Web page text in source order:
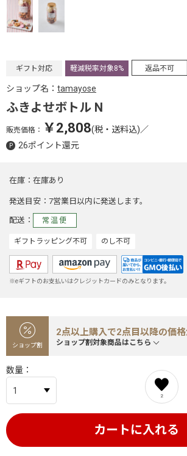
ギフト対応 軽減税率対象8% 返品不可
ショップ名： tamayose
ふきよせボトル N
販売価格： ￥2,808(税・送料込)／
26ポイント還元
在庫 在庫あり
発送目安 7営業日以内に発送します。
配送 常温便
ギフトラッピング不可 のし不可
※eギフトのお支払いはクレジットカードのみとなります。
ショップ割
2点以上購入で2点目以降の価
ショップ割対象商品はこちら
数量
2
カートに入れる